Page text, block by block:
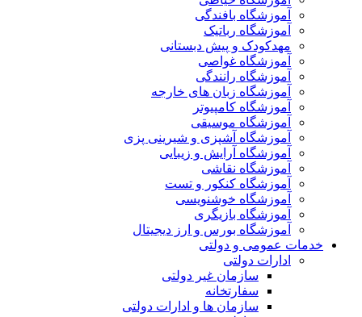
آموزشگاه بافندگی
آموزشگاه رباتیک
مهدکودک و پیش دبستانی
آموزشگاه غواصی
آموزشگاه رانندگی
آموزشگاه زبان های خارجه
آموزشگاه کامپیوتر
آموزشگاه موسیقی
آموزشگاه آشپزی و شیرینی پزی
آموزشگاه آرایش و زیبایی
آموزشگاه نقاشی
آموزشگاه کنکور و تست
آموزشگاه خوشنویسی
آموزشگاه بازیگری
آموزشگاه بورس و ارز دیجیتال
خدمات عمومی و دولتی
ادارات دولتی
سازمان غیر دولتی
سفارتخانه
سازمان ها و ادارات دولتی